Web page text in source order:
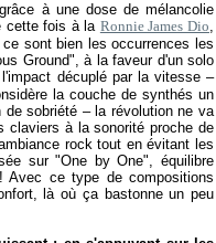
à une dose de mélancolie
cette fois à la Ronnie James Dio,
sont bien les occurrences les
Ground", à la faveur d'un solo
décuplé par la vitesse –
la couche de synthés un
sobriété – la révolution ne va
claviers à la sonorité proche de
rock tout en évitant les
sur "One by One", équilibre
Avec ce type de compositions
là où ça bastonne un peu